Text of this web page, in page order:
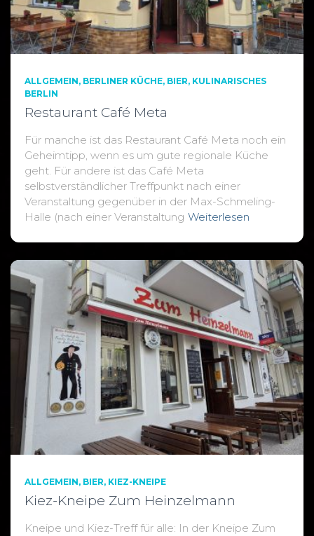
ALLGEMEIN BERLINER KÜCHE BIER KULINARISCHES
BERLIN
Restaurant Café Meta
Für manche ist das Restaurant Café Meta noch ein
Geheimtipp, wenn es um gute regionale Küche
geht. Für andere ist das Café Meta
selbstverständlicher Treffpunkt nach einer
Veranstaltung gegenüber in der Max-Schmeling-
Halle (nach einer Veranstaltung Weiterlesen
ALLGEMEIN BIER KIEZ-KNEIPE
Kiez-Kneipe Zum Heinzelmann
Kneipe und Kiez-Treff für alle: In der Kneipe Zum